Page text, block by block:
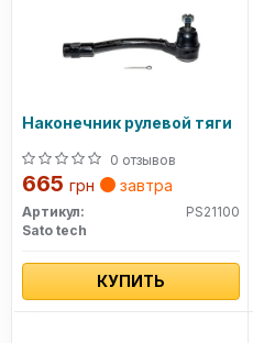
Наконечник рулевой тяги
0 отзывов
665 грн завтра
Артикул:
PS21100
Sato tech
КУПИТЬ